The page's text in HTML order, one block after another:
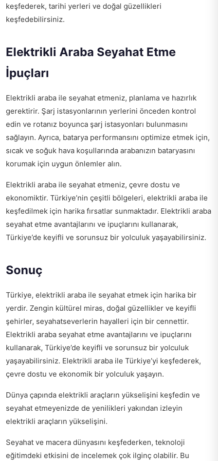
keşfederek, tarihi yerleri ve doğal güzellikleri
keşfedebilirsiniz.
Elektrikli Araba Seyahat Etme
İpuçları
Elektrikli araba ile seyahat etmeniz, planlama ve hazırlık
gerektirir. Şarj istasyonlarının yerlerini önceden kontrol
edin ve rotanız boyunca şarj istasyonları bulunmasını
sağlayın. Ayrıca, batarya performansını optimize etmek için,
sıcak ve soğuk hava koşullarında arabanızın bataryasını
korumak için uygun önlemler alın.
Elektrikli araba ile seyahat etmeniz, çevre dostu ve
ekonomiktir. Türkiye’nin çeşitli bölgeleri, elektrikli araba ile
keşfedilmek için harika fırsatlar sunmaktadır. Elektrikli araba
seyahat etme avantajlarını ve ipuçlarını kullanarak,
Türkiye’de keyifli ve sorunsuz bir yolculuk yaşayabilirsiniz.
Sonuç
Türkiye, elektrikli araba ile seyahat etmek için harika bir
yerdir. Zengin kültürel miras, doğal güzellikler ve keyifli
şehirler, seyahatseverlerin hayalleri için bir cennettir.
Elektrikli araba seyahat etme avantajlarını ve ipuçlarını
kullanarak, Türkiye’de keyifli ve sorunsuz bir yolculuk
yaşayabilirsiniz. Elektrikli araba ile Türkiye’yi keşfederek,
çevre dostu ve ekonomik bir yolculuk yaşayın.
Dünya çapında elektrikli araçların yükselişini keşfedin ve
seyahat etmeyenizde de yenilikleri yakından izleyin
elektrikli araçların yükselişini.
Seyahat ve macera dünyasını keşfederken, teknoloji
eğitimdeki etkisini de incelemek çok ilginç olabilir. Bu